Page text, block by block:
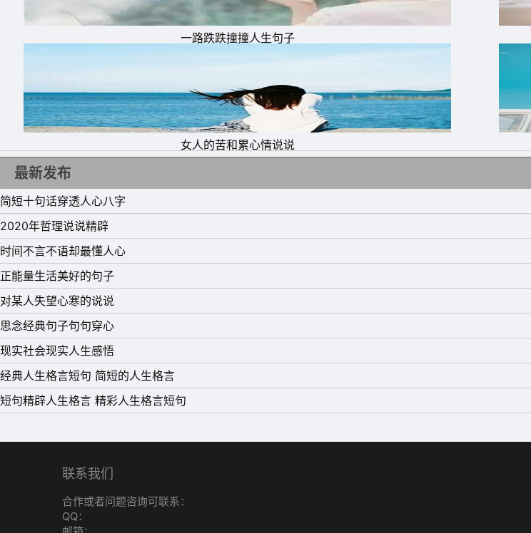
11、人与人，不是都可以信任，心与心，不是都愿意付出诚恳。珍惜该珍惜的人，感恩
总有一些行为，让你突然就寒了心。总有一些事情，让你不经意中，就看清了人，看透
14、想见你的人，跨越整座城市都会来到你面前。想帮你的人，再困难也会想尽办法帮
15、做人其实很简单，你对我好，我会对你更好，人心换人心，你重我就沉!善良不代
一路跌跌撞撞人生句子
女人的苦和累心情说说
最新发布
简短十句话穿透人心八字
2020年哲理说说精辟
时间不言不语却最懂人心
正能量生活美好的句子
对某人失望心寒的说说
思念经典句子句句穿心
现实社会现实人生感悟
经典人生格言短句 简短的人生格言
短句精辟人生格言 精彩人生格言短句
联系我们
合作或者问题咨询可联系：
QQ：